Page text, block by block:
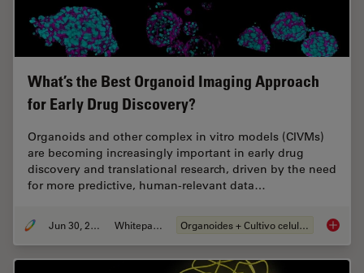
What’s the Best Organoid Imaging Approach
for Early Drug Discovery?
Organoids and other complex in vitro models (CIVMs)
are becoming increasingly important in early drug
discovery and translational research, driven by the need
for more predictive, human-relevant data…
Jun 30, 2026 Whitepaper Organoides + Cultivo celular 3D